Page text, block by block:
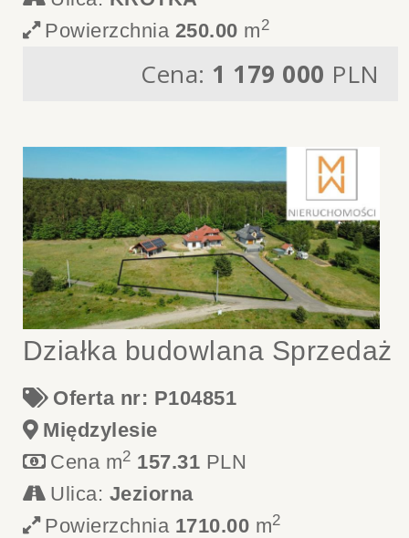
Powierzchnia 250.00 m2
Cena: 1 179 000 PLN
Działka budowlana Sprzedaż
Oferta nr: P104851
Międzylesie
Cena m2 157.31 PLN
Ulica: Jeziorna
Powierzchnia 1710.00 m2